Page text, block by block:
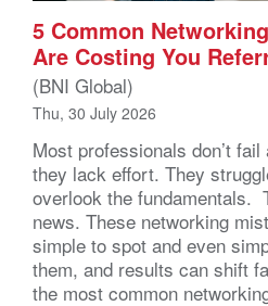
5 Common
Are Costing You
(BNI Global)
Thu, 30 July 2026
Most professionals don’t
they lack effort. They
overlook the fundamentals.
news. These networking
simple to spot and even
them, and results can shift
the most common